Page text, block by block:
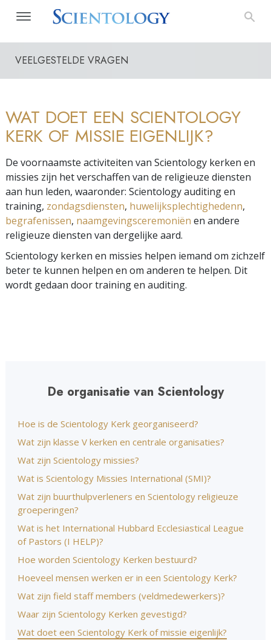
VEELGESTELDE VRAGEN
WAT DOET EEN SCIENTOLOGY
KERK OF MISSIE EIGENLIJK?
De voornaamste activiteiten van Scientology kerken en
missies zijn het verschaffen van de religieuze diensten
aan hun leden, waaronder: Scientology auditing en
training, zondagsdiensten, huwelijksplechtighedenn,
begrafenissen, naamgevingsceremoniën en andere
religieuze diensten van dergelijke aard.
Scientology kerken en missies helpen iemand om zichzelf
beter te kunnen helpen en om anderen te helpen. Dit
wordt gedaan door training en auditing.
De organisatie van Scientology
Hoe is de Scientology Kerk georganiseerd?
Wat zijn klasse V kerken en centrale organisaties?
Wat zijn Scientology missies?
Wat is Scientology Missies International (SMI)?
Wat zijn buurthulpverleners en Scientology religieuze
groeperingen?
Wat is het International Hubbard Ecclesiastical League
of Pastors (I HELP)?
Hoe worden Scientology Kerken bestuurd?
Hoeveel mensen werken er in een Scientology Kerk?
Wat zijn field staff members (veldmedewerkers)?
Waar zijn Scientology Kerken gevestigd?
Wat doet een Scientology Kerk of missie eigenlijk?